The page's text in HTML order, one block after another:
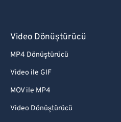
Video Dönüştürücü
MP4 Dönüştürücü
Video ile GIF
MOV ile MP4
Video Dönüştürücü